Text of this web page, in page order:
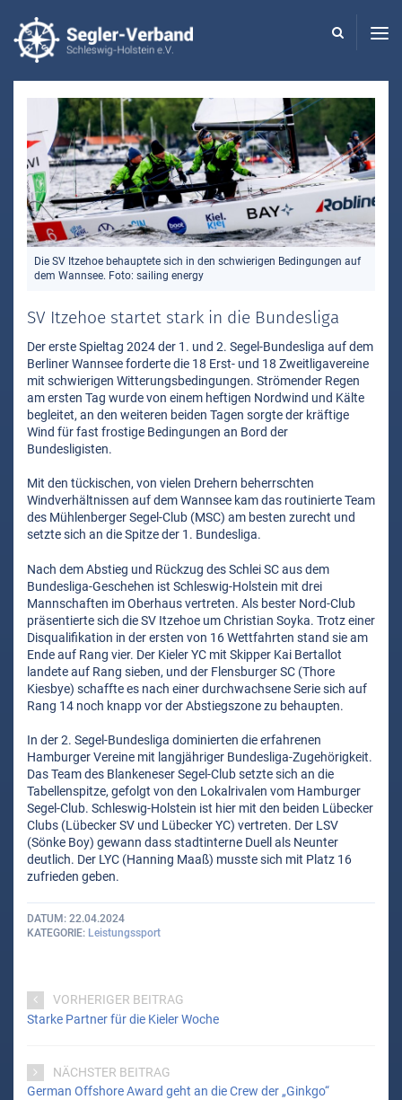
Die SV Itzehoe behauptete sich in den schwierigen Bedingungen auf
dem Wannsee. Foto: sailing energy
SV Itzehoe startet stark in die Bundesliga
Der erste Spieltag 2024 der 1. und 2. Segel-Bundesliga auf dem
Berliner Wannsee forderte die 18 Erst- und 18 Zweitligavereine
mit schwierigen Witterungsbedingungen. Strömender Regen
am ersten Tag wurde von einem heftigen Nordwind und Kälte
begleitet, an den weiteren beiden Tagen sorgte der kräftige
Wind für fast frostige Bedingungen an Bord der
Bundesligisten.
Mit den tückischen, von vielen Drehern beherrschten
Windverhältnissen auf dem Wannsee kam das routinierte Team
des Mühlenberger Segel-Club (MSC) am besten zurecht und
setzte sich an die Spitze der 1. Bundesliga.
Nach dem Abstieg und Rückzug des Schlei SC aus dem
Bundesliga-Geschehen ist Schleswig-Holstein mit drei
Mannschaften im Oberhaus vertreten. Als bester Nord-Club
präsentierte sich die SV Itzehoe um Christian Soyka. Trotz einer
Disqualifikation in der ersten von 16 Wettfahrten stand sie am
Ende auf Rang vier. Der Kieler YC mit Skipper Kai Bertallot
landete auf Rang sieben, und der Flensburger SC (Thore
Kiesbye) schaffte es nach einer durchwachsene Serie sich auf
Rang 14 noch knapp vor der Abstiegszone zu behaupten.
In der 2. Segel-Bundesliga dominierten die erfahrenen
Hamburger Vereine mit langjähriger Bundesliga-Zugehörigkeit.
Das Team des Blankeneser Segel-Club setzte sich an die
Tabellenspitze, gefolgt von den Lokalrivalen vom Hamburger
Segel-Club. Schleswig-Holstein ist hier mit den beiden Lübecker
Clubs (Lübecker SV und Lübecker YC) vertreten. Der LSV
(Sönke Boy) gewann dass stadtinterne Duell als Neunter
deutlich. Der LYC (Hanning Maaß) musste sich mit Platz 16
zufrieden geben.
DATUM 22.04.2024
KATEGORIE Leistungssport
VORHERIGER BEITRAG
Starke Partner für die Kieler Woche
NÄCHSTER BEITRAG
German Offshore Award geht an die Crew der „Ginkgo“